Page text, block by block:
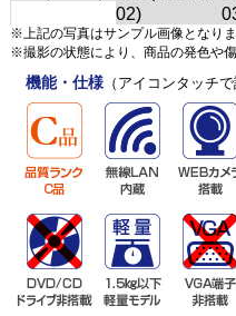
※上記の写真はサンプル画像となり
※撮影の状態により、商品の発色や
機能・仕様（アイコンタッチで